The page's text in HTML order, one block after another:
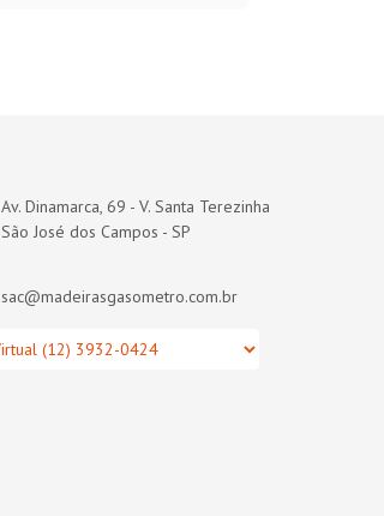
Av. Dinamarca, 69 - V. Santa Terezinha
São José dos Campos - SP
sac@madeirasgasometro.com.br